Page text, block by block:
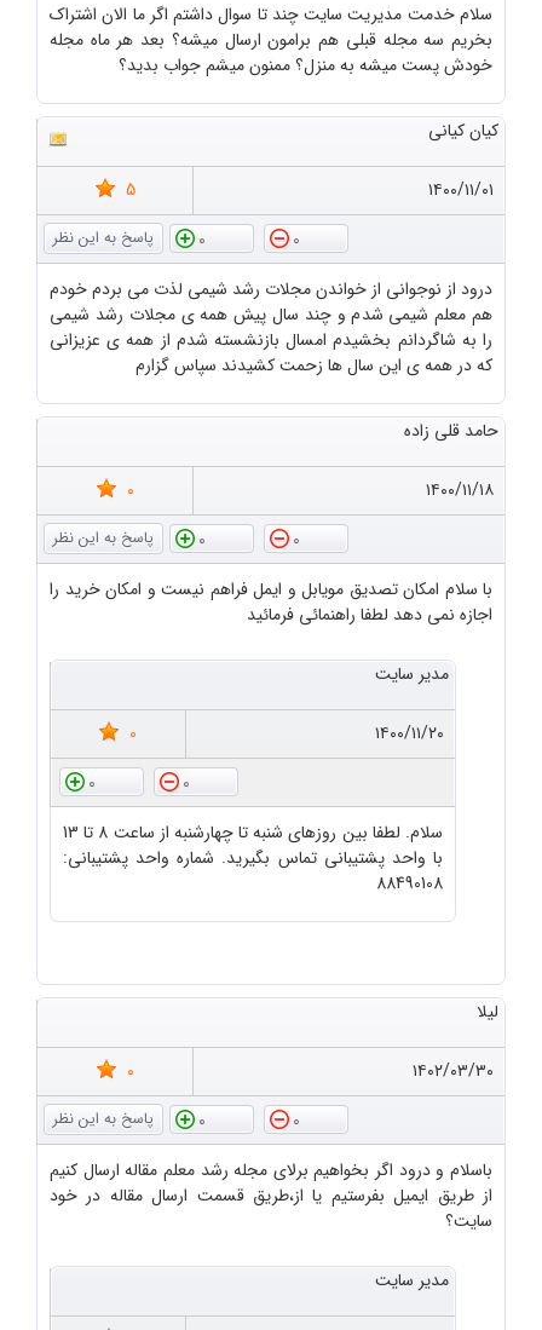
سلام خدمت مدیریت سایت چند تا سوال داشتم اگر ما الان اشتراک
بخریم سه مجله قبلی هم برامون ارسال میشه؟ بعد هر ماه مجله
خودش پست میشه به منزل؟ ممنون میشم جواب بدید؟
کیان کیانی
۱۴۰۰/۱۱/۰۱
5
0
0
درود از نوجوانی از خواندن مجلات رشد شیمی لذت می بردم خودم
هم معلم شیمی شدم و چند سال پیش همه ی مجلات رشد شیمی
را به شاگردانم بخشیدم امسال بازنشسته شدم از همه ی عزیزانی
که در همه ی این سال ها زحمت کشیدند سپاس گزارم
حامد قلی زاده
۱۴۰۰/۱۱/۱۸
0
0
0
با سلام امکان تصدیق مویابل و ایمل فراهم نیست و امکان خرید را
اجازه نمی دهد لطفا راهنمائی فرمائید
مدیر سایت
۱۴۰۰/۱۱/۲۰
0
0
0
سلام. لطفا بین روزهای شنبه تا چهارشنبه از ساعت 8 تا 13
با واحد پشتیبانی تماس بگیرید. شماره واحد پشتیبانی:
88490108
لیلا
۱۴۰۲/۰۳/۳۰
0
0
0
باسلام و درود اگر بخواهیم برلای مجله رشد معلم مقاله ارسال کنیم
از طریق ایمیل بفرستیم یا از،طریق قسمت ارسال مقاله در خود
سایت؟
مدیر سایت